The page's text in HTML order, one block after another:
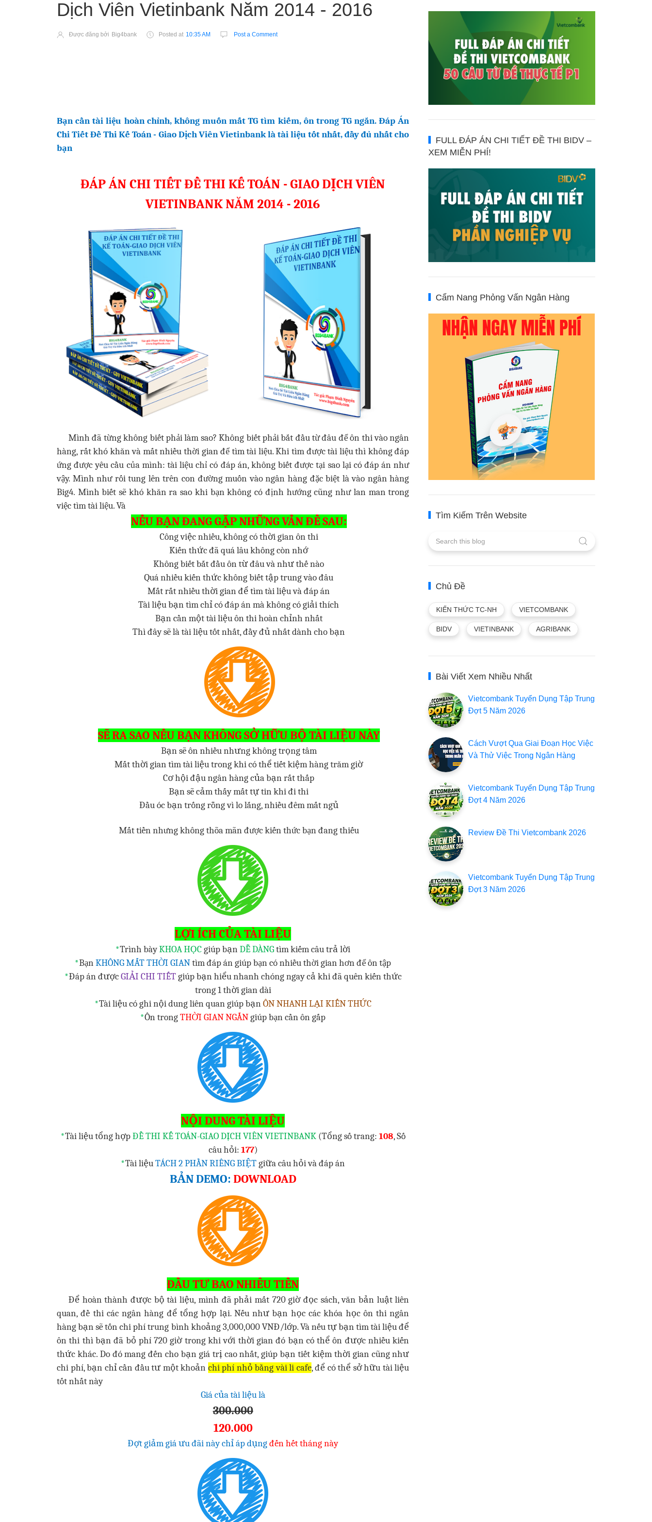
Dịch Viên Vietinbank Năm 2014 - 2016
Được đăng bởi Big4bank Posted at 10:35 AM Post a Comment
Bạn cần tài liệu hoàn chỉnh, không muốn mất TG tìm kiếm, ôn trong TG ngắn.Đáp Án
Chi Tiết Đề Thi Kế Toán - Giao Dịch Viên Vietinbanklà tài liệu tốt nhất, đầy đủ nhất cho
bạn
ĐÁP ÁN CHI TIẾT ĐỀ THI KẾ TOÁN - GIAO DỊCH VIÊN
VIETINBANK NĂM 2014 - 2016
Mình đã từng không biết phải làm sao? Không biết phải bắt đầu từ đâu để ôn thi vào ngân
hàng, rất khó khăn và mất nhiều thời gian để tìm tài liệu. Khi tìm được tài liệu thì không đáp
ứng được yêu cầu của mình: tài liệu chỉ có đáp án, không biết được tại sao lại có đáp án như
vậy. Mình như rối tung lên trên con đường muốn vào ngân hàng đặc biệt là vào ngân hàng
Big4. Mình biết sẽ khó khăn ra sao khi bạn không có định hướng cũng như lan man trong
việc tìm tài liệu. Và
NẾU BẠN ĐANG GẶP NHỮNG VẤN ĐỀ SAU:
Công việc nhiều, không có thời gian ôn thi
Kiến thức đã quá lâu không còn nhớ
Không biết bắt đầu ôn từ đâu và như thế nào
Quá nhiều kiến thức không biết tập trung vào đâu
Mất rất nhiều thời gian để tìm tài liệu và đáp án
Tài liệu bạn tìm chỉ có đáp án mà không có giải thích
Bạn cần một tài liệu ôn thi hoàn chỉnh nhất
Thì đây sẽ là tài liệu tốt nhất, đầy đủ nhất dành cho bạn
SẼ RA SAO NẾU BẠN KHÔNG SỞ HỮU BỘ TÀI LIỆU NÀY
Bạn sẽ ôn nhiều nhưng không trọng tâm
Mất thời gian tìm tài liệu trong khi có thể tiết kiệm hàng trăm giờ
Cơ hội đậu ngân hàng của bạn rất thấp
Bạn sẽ cảm thấy mất tự tin khi đi thi
Đầu óc bạn trống rỗng vì lo lắng, nhiều đêm mất ngủ
Mất tiền nhưng không thõa mãn được kiến thức bạn đang thiếu
LỢI ÍCH CỦA TÀI LIỆU
*Trình bàyKHOA HỌCgiúp bạnDỄ DÀNGtìm kiếm câu trả lời
*BạnKHÔNG MẤT THỜI GIANtìm đáp án giúp bạn có nhiều thời gian hơn để ôn tập
*Đáp án đượcGIẢI CHI TIẾTgiúp bạn hiểu nhanh chóng ngay cả khi đã quên kiến thức
trong 1 thời gian dài
*Tài liệu có ghi nội dung liên quan giúp bạnÔN NHANH LẠI KIẾN THỨC
*Ôn trongTHỜI GIAN NGẮNgiúp bạn cần ôn gấp
NỘI DUNG TÀI LIỆU
*Tài liệu tổng hợpĐỀ THI KẾ TOÁN-GIAO DỊCH VIÊN VIETINBANK(Tổng số trang: 108, Số
câu hỏi: 177)
*Tài liệuTÁCH 2 PHẦN RIÊNG BIỆTgiữa câu hỏi và đáp án
BẢN DEMO: DOWNLOAD
ĐẦU TƯ BAO NHIÊU TIỀN
Để hoàn thành được bộ tài liệu, mình đã phải mất 720 giờ đọc sách, văn bản luật liên
quan, đề thi các ngân hàng để tổng hợp lại. Nếu như bạn học các khóa học ôn thi ngân
hàng bạn sẽ tốn chi phí trung bình khoảng 3,000,000 VNĐ/lớp. Và nếu tự bạn tìm tài liệu để
ôn thi thì bạn đã bỏ phí 720 giờ trong khi với thời gian đó bạn có thể ôn được nhiều kiến
thức khác. Do đó mang đến cho bạn giá trị cao nhất, giúp bạn tiết kiệm thời gian cũng như
chi phí, bạn chỉ cần đầu tư một khoản chi phí nhỏ bằng vài li cafe, để có thể sở hữu tài liệu
tốt nhất này
Giá của tài liệu là
300.000
120.000
Đợt giảm giá ưu đãi này chỉ áp dụngđến hết tháng này
FULL ĐÁP ÁN CHI TIẾT ĐỀ THI BIDV –
XEM MIỄN PHÍ!
Cẩm Nang Phỏng Vấn Ngân Hàng
Tìm Kiếm Trên Website
Chủ Đề
KIẾN THỨC TC-NH VIETCOMBANK
BIDV VIETINBANK AGRIBANK
Bài Viết Xem Nhiều Nhất
Vietcombank Tuyển Dụng Tập Trung
Đợt 5 Năm 2026
Cách Vượt Qua Giai Đoạn Học Việc
Và Thử Việc Trong Ngân Hàng
Vietcombank Tuyển Dụng Tập Trung
Đợt 4 Năm 2026
Review Đề Thi Vietcombank 2026
Vietcombank Tuyển Dụng Tập Trung
Đợt 3 Năm 2026